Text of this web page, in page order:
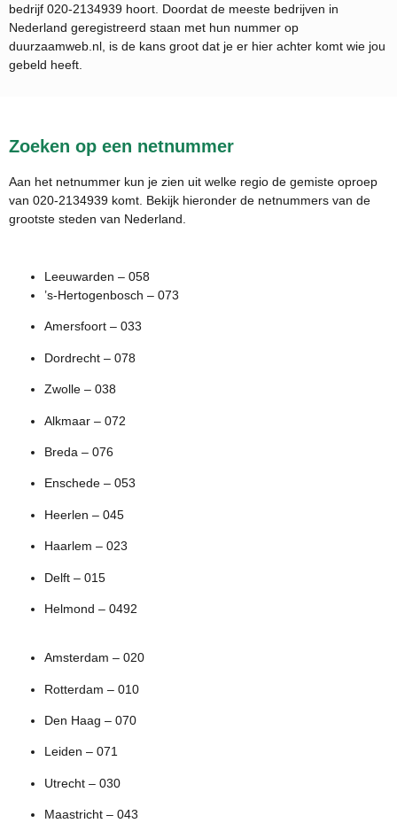
bedrijf 020-2134939 hoort. Doordat de meeste bedrijven in
Nederland geregistreerd staan met hun nummer op
duurzaamweb.nl, is de kans groot dat je er hier achter komt wie jou
gebeld heeft.
Zoeken op een netnummer
Aan het netnummer kun je zien uit welke regio de gemiste oproep
van 020-2134939 komt. Bekijk hieronder de netnummers van de
grootste steden van Nederland.
Leeuwarden – 058
’s-Hertogenbosch – 073
Amersfoort – 033
Dordrecht – 078
Zwolle – 038
Alkmaar – 072
Breda – 076
Enschede – 053
Heerlen – 045
Haarlem – 023
Delft – 015
Helmond – 0492
Amsterdam – 020
Rotterdam – 010
Den Haag – 070
Leiden – 071
Utrecht – 030
Maastricht – 043